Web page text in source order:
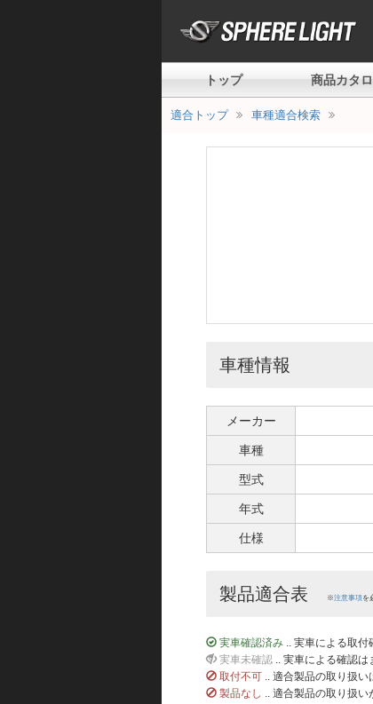
トップ 商品カタ
適合トップ 車種適合検索
車種情報
メーカー
車種
型式
年式
仕様
製品適合表 ※注意事項を
実車確認済み .. 実車による取
実車未確認 .. 実車による確認
取付不可 .. 適合製品の取り扱
製品なし .. 適合製品の取り扱い